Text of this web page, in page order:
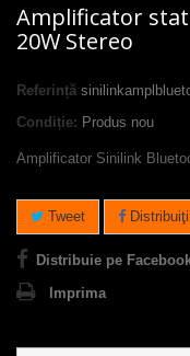
Amplificator
20W Stereo
Referință
Condiție: Produs nou
Amplificator Sinilink
Tweet Distribuiţi
Distribuie pe
Imprima